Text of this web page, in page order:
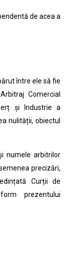
de acea a
între ele să fie
Comercial
și Industrie a
nulității, obiectul
numele arbitrilor
precizări,
Curții de
prezentului